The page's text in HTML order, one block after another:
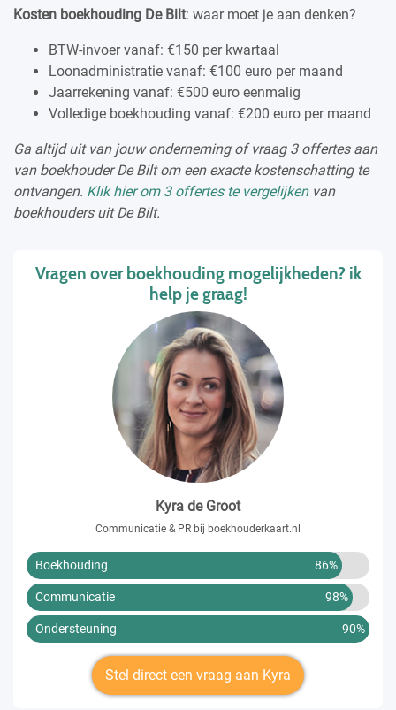
Kosten boekhouding De Bilt: waar moet je aan denken?
BTW-invoer vanaf: €150 per kwartaal
Loonadministratie vanaf: €100 euro per maand
Jaarrekening vanaf: €500 euro eenmalig
Volledige boekhouding vanaf: €200 euro per maand
Ga altijd uit van jouw onderneming of vraag 3 offertes aan
van boekhouder De Bilt om een exacte kostenschatting te
ontvangen. Klik hier om 3 offertes te vergelijkenvan
boekhouders uit De Bilt.
Vragen over boekhouding mogelijkheden? ik
help je graag!
Kyra de Groot
Communicatie & PR bij boekhouderkaart.nl
Boekhouding 86%
Communicatie 98%
Ondersteuning 90%
Stel direct een vraag aan Kyra